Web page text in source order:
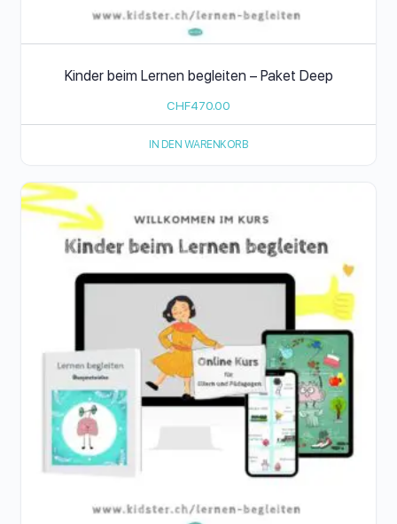
Kinder beim Lernen begleiten – Paket Deep
CHF470.00
IN DEN WARENKORB